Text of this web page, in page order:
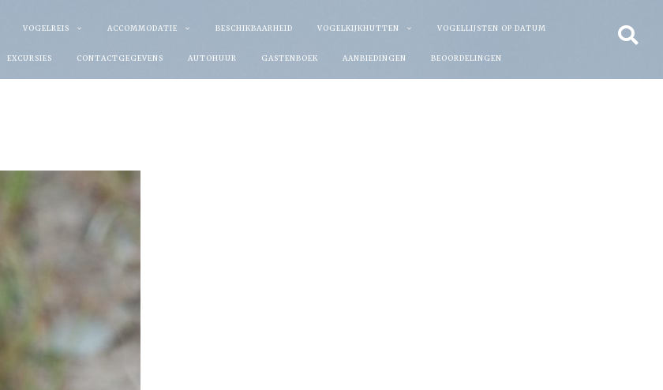
VOGELREIS ACCOMMODATIE BESCHIKBAARHEID VOGELKIJKHUTTEN VOGELLIJSTEN OP DATUM
EXCURSIES CONTACTGEGEVENS AUTOHUUR GASTENBOEK AANBIEDINGEN BEOORDELINGEN